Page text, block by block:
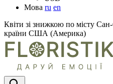
Мова ru en
Квіти зі знижкою по місту
країни США (Америка)